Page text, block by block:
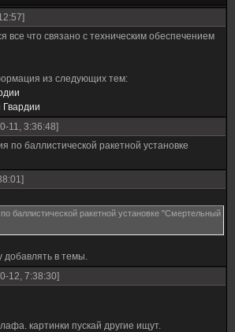
все что связано с техническим обеспечением
из следующих тем:
11, 3:36:48]
по баллистической ракетной установке
баллистической ракетной установке "Смертельный
добавлять в темы.
12, 7:38:30]
картинки пускай другие ищут.